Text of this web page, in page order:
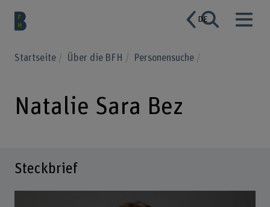
DE
Startseite Über die BFH Personensuche
Natalie Sara Bez
Steckbrief